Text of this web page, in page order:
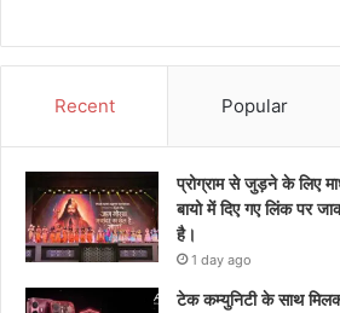
Recent Popular
प्रोग्राम से जुड़ने के लिए
बायो में दिए गए लिंक पर
है।
1 day ago
टेक कम्युनिटी के साथ